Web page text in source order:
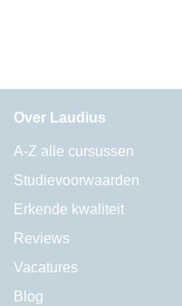
Over Laudius
A-Z alle cursussen
Studievoorwaarden
Erkende kwaliteit
Reviews
Vacatures
Blog